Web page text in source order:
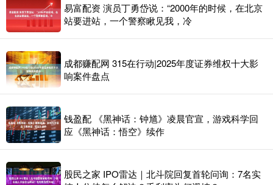
易富配资 演员丁勇岱说：“2000年的时候，在北京
站要进站，一个警察瞅见我，冷
成都赚配网 315在行动|2025年度证券维权十大影
响案件盘点
钱盈配 《黑神话：钟馗》凌晨官宣，游戏科学回
应《黑神话：悟空》续作
股民之家 IPO雷达｜北斗院回复首轮问询：7名实